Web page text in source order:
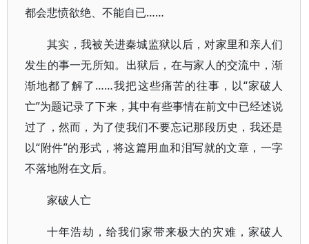
都会悲愤欲绝、不能自已……
其实，我被关进秦城监狱以后，对家里和亲人们
发生的事一无所知。出狱后，在与家人的交流中，渐
渐地都了解了……我把这些痛苦的往事，以“家破人
亡”为题记录了下来，其中有些事情在前文中已经述说
过了，然而，为了使我们不要忘记那段历史，我还是
以“附件”的形式，将这篇用血和泪写就的文章，一字
不落地附在文后。
家破人亡
十年浩劫，给我们家带来极大的灾难，家破人